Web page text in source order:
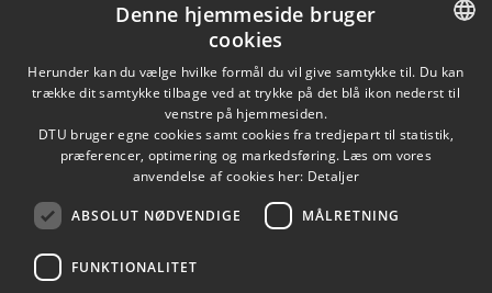
INSTAGRAM
LINKEDIN
X
YOUTUBE
DANISH
ENGLISH
Denne hjemmeside bruger
cookies
Herunder kan du vælge hvilke formål du vil give samtykke til. Du kan
trække dit samtykke tilbage ved at trykke på det blå ikon nederst til
venstre på hjemmesiden.
DTU bruger egne cookies samt cookies fra tredjepart til statistik,
præferencer, optimering og markedsføring. Læs om vores
anvendelse af cookies her: Detaljer
ABSOLUT NØDVENDIGE MÅLRETNING
FUNKTIONALITET